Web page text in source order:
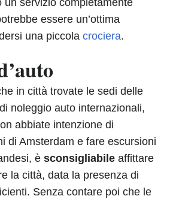
un servizio completamente
essere un’ottima
una piccola crociera.
in città trovate le sedi delle
noleggio auto internazionali,
abbiate intenzione di
di Amsterdam e fare escursioni
è sconsigliabile affittare
la città, data la presenza di
Senza contare poi che le